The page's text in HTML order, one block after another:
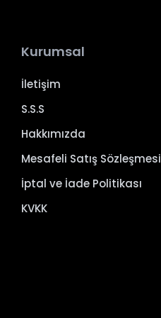
Kurumsal
İletişim
S.S.S
Hakkımızda
Mesafeli Satış Sözleşmesi
İptal ve İade Politikası
KVKK